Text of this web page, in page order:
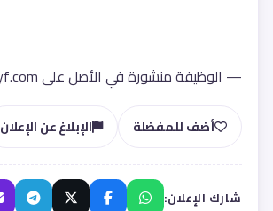
— الوظيفة منشورة في الأصل على wazaayf.com
أضف للمفضلة الإبلاغ عن الإعلان
شارك الإعلان: